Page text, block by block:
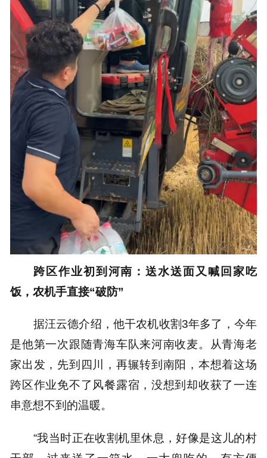
跨区作业初到河南：送水送面又喊回家吃
饭，农机手直接“破防”
据汪云德介绍，他干农机收割3年多了，今年
是他第一次跟随青海车队来河南收麦。从青海老
家出发，先到四川，再辗转到南阳，本想着这场
跨区作业免不了风餐露宿，没想到却收获了一连
串意想不到的温暖。
“我当时正在收割机里休息，好像是这儿的村